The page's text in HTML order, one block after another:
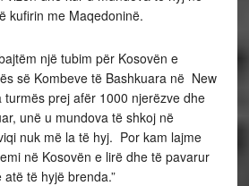
kufirin me Maqedoninë.
një tubim për Kosovën e
së Kombeve të Bashkuara në New
prej afër 1000 njerëzve dhe
unë u mundova të shkoj në
nuk më la të hyj. Por kam lajme
në Kosovën e lirë dhe të pavarur
të hyjë brenda.”